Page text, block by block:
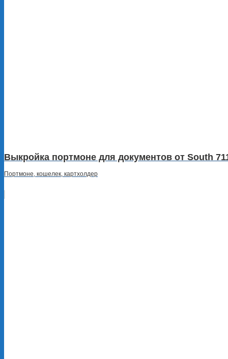
Выкройка портмоне для документов от South
Портмоне, кошелек, картхолдер